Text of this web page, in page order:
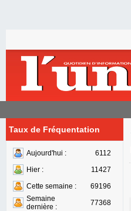
Taux de Fréquentation
Aujourd'hui :
6112
Hier :
11427
Cette semaine :
69196
Semaine
dernière :
77368